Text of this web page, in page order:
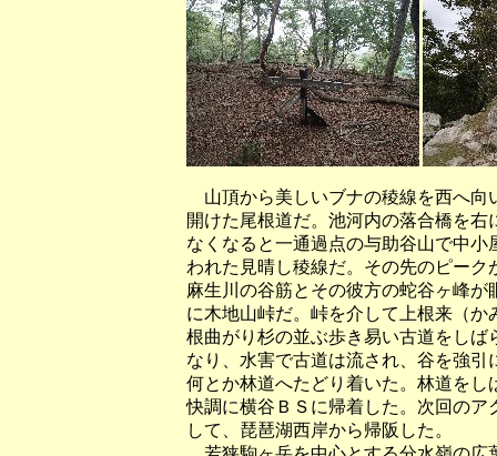
山頂から美しいブナの稜線を西へ向
開けた尾根道だ。池河内の落合橋を
なくなると一通過点の与助谷山で中
われた見晴し稜線だ。その先のピー
麻生川の谷筋とその彼方の蛇谷ヶ峰
に木地山峠だ。峠を介して上根来（
根曲がり杉の並ぶ歩き易い古道をし
なり、水害で古道は流され、谷を強
何とか林道へたどり着いた。林道を
快調に横谷ＢＳに帰着した。次回の
して、琵琶湖西岸から帰阪した。